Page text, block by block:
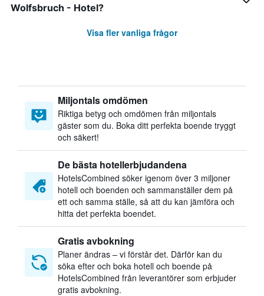
Wolfsbruch - Hotel?
Visa fler vanliga frågor
Miljontals omdömen
Riktiga betyg och omdömen från miljontals
gäster som du. Boka ditt perfekta boende tryggt
och säkert!
De bästa hotellerbjudandena
HotelsCombined söker igenom över 3 miljoner
hotell och boenden och sammanställer dem på
ett och samma ställe, så att du kan jämföra och
hitta det perfekta boendet.
Gratis avbokning
Planer ändras – vi förstår det. Därför kan du
söka efter och boka hotell och boende på
HotelsCombined från leverantörer som erbjuder
gratis avbokning.